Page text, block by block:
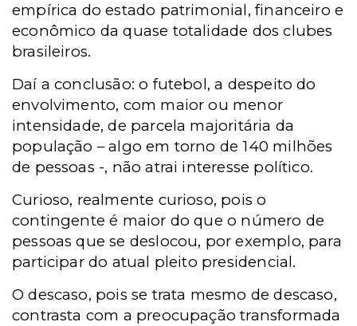
empírica do estado patrimonial, financeiro e
econômico da quase totalidade dos clubes
brasileiros.
Daí a conclusão: o futebol, a despeito do
envolvimento, com maior ou menor
intensidade, de parcela majoritária da
população – algo em torno de 140 milhões
de pessoas -, não atrai interesse político.
Curioso, realmente curioso, pois o
contingente é maior do que o número de
pessoas que se deslocou, por exemplo, para
participar do atual pleito presidencial.
O descaso, pois se trata mesmo de descaso,
contrasta com a preocupação transformada